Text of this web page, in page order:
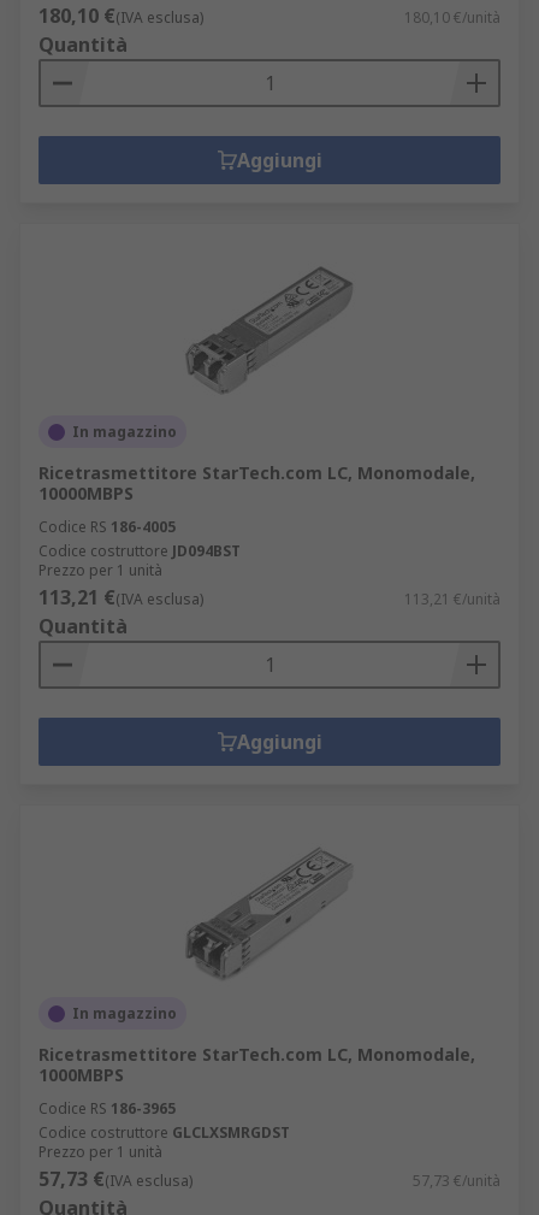
180,10 €(IVA esclusa) 180,10 €/unità
Quantità
Aggiungi
In magazzino
Ricetrasmettitore StarTech.com LC, Monomodale,
10000MBPS
Codice RS 186-4005
Codice costruttore JD094BST
Prezzo per 1 unità
113,21 €(IVA esclusa) 113,21 €/unità
Quantità
Aggiungi
In magazzino
Ricetrasmettitore StarTech.com LC, Monomodale,
1000MBPS
Codice RS 186-3965
Codice costruttore GLCLXSMRGDST
Prezzo per 1 unità
57,73 €(IVA esclusa) 57,73 €/unità
Quantità